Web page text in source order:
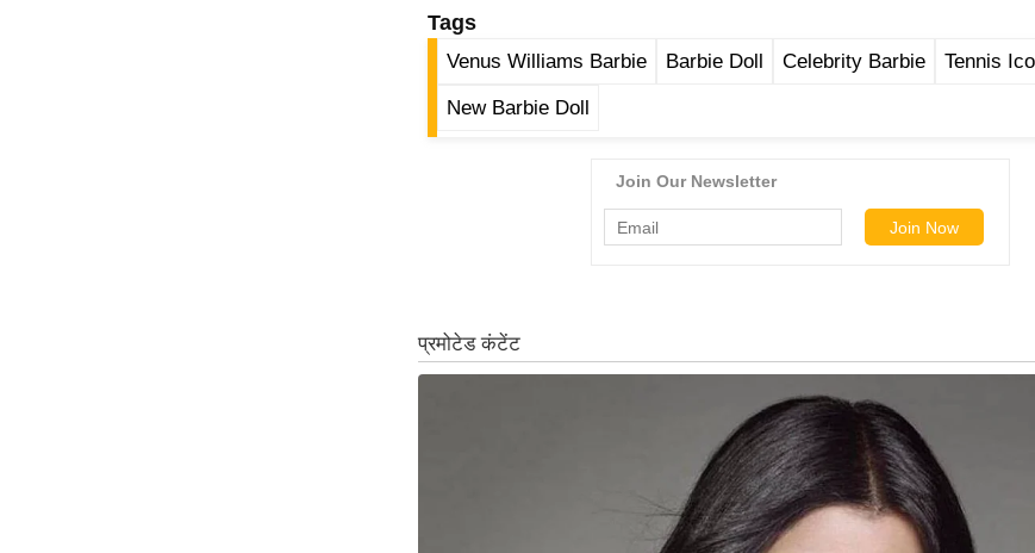
Tags
Venus Williams Barbie Barbie Doll Celebrity Barbie Tennis
New Barbie Doll